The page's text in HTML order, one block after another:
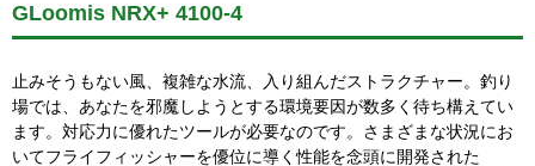
GLoomis NRX+ 4100-4
止みそうもない風、複雑な水流、入り組んだストラクチャー。釣り
場では、あなたを邪魔しようとする環境要因が数多く待ち構えてい
ます。対応力に優れたツールが必要なのです。さまざまな状況にお
いてフライフィッシャーを優位に導く性能を念頭に開発された